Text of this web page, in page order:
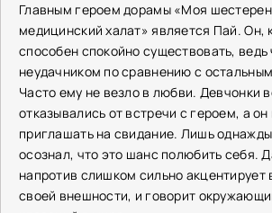
Главным героем дорамы «Моя
медицинский халат» является Пай. Он,
способен спокойно существовать, ведь
неудачником по сравнению с
Часто ему не везло в любви. Девчонки
отказывались от встречи с героем, а
приглашать на свидание. Лишь
осознал, что это шанс полюбить себя.
напротив слишком сильно акцентирует
своей внешности, и говорит